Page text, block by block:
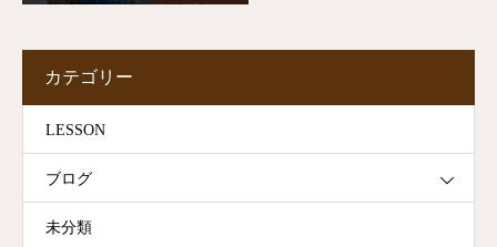
カテゴリー
LESSON
ブログ
未分類